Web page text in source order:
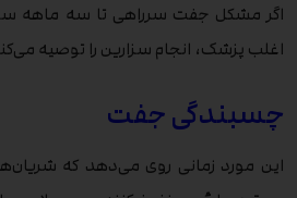
اگر مشکل جفت سرراهی تا سه ماهه سوم
اغلب پزشک، انجام سزارین را توصیه
چسبندگی جفت
این مورد زمانی روی می‌دهد که